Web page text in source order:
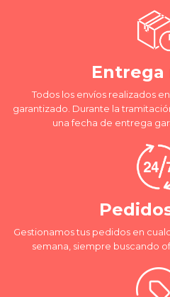
Entrega
Todos los envíos realizados
garantizado. Durante la
una fecha de entrega
Gestionamos tus pedidos en
semana, siempre buscando